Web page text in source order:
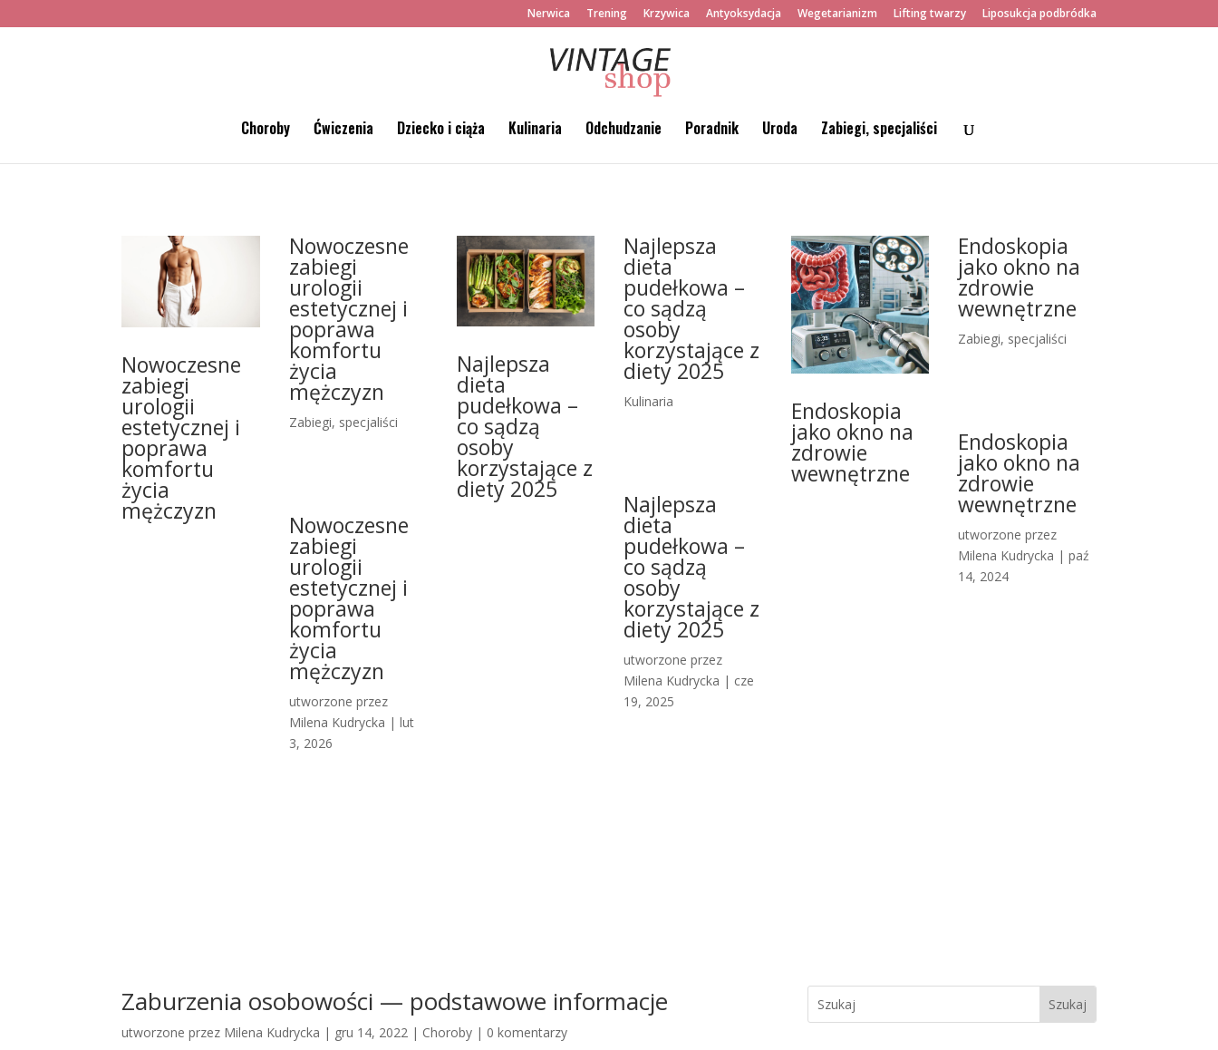
Nerwica Trening Krzywica Antyoksydacja Wegetarianizm Lifting twarzy Liposukcja podbródka
Choroby Ćwiczenia Dziecko i ciąża Kulinaria Odchudzanie Poradnik Uroda Zabiegi, specjaliści
Nowoczesne
zabiegi
urologii
estetycznej i
poprawa
komfortu
życia
mężczyzn
Nowoczesne
zabiegi
urologii
estetycznej i
poprawa
komfortu
życia
mężczyzn
Zabiegi, specjaliści
Nowoczesne
zabiegi
urologii
estetycznej i
poprawa
komfortu
życia
mężczyzn
utworzone przez
Milena Kudrycka | lut
3, 2026
Najlepsza
dieta
pudełkowa –
co sądzą
osoby
korzystające z
diety 2025
Najlepsza
dieta
pudełkowa –
co sądzą
osoby
korzystające z
diety 2025
Kulinaria
Najlepsza
dieta
pudełkowa –
co sądzą
osoby
korzystające z
diety 2025
utworzone przez
Milena Kudrycka | cze
19, 2025
Endoskopia
jako okno na
zdrowie
wewnętrzne
Endoskopia
jako okno na
zdrowie
wewnętrzne
Zabiegi, specjaliści
Endoskopia
jako okno na
zdrowie
wewnętrzne
utworzone przez
Milena Kudrycka |paź
14, 2024
Zaburzenia osobowości — podstawowe informacje
utworzone przez Milena Kudrycka | gru 14, 2022 | Choroby | 0 komentarzy